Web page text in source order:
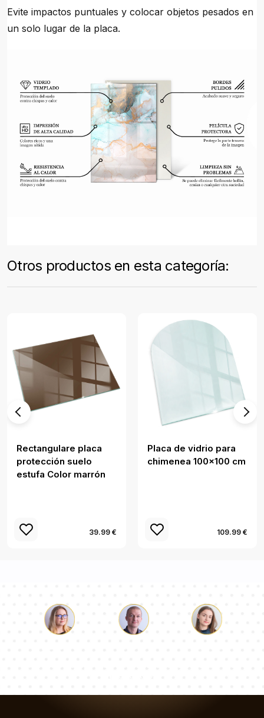
Evite impactos puntuales y colocar objetos pesados en
un solo lugar de la placa.
Otros productos en esta categoría:
Rectangulare placa
protección suelo
estufa Color marrón
39.99 €
Placa de vidrio para
chimenea 100x100 cm
109.99 €